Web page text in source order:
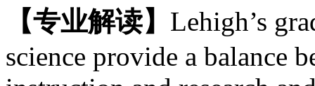
【专业解读】 Lehigh’s
science provide a balance